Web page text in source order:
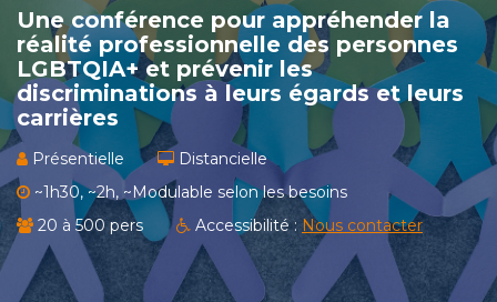
Une conférence pour appréhender la
réalité professionnelle des personnes
LGBTQIA+ et prévenir les
discriminations à leurs égards et leurs
carrières
Présentielle
Distancielle
~1h30, ~2h, ~Modulable selon les besoins
20 à 500 pers
Accessibilité : Nous contacter